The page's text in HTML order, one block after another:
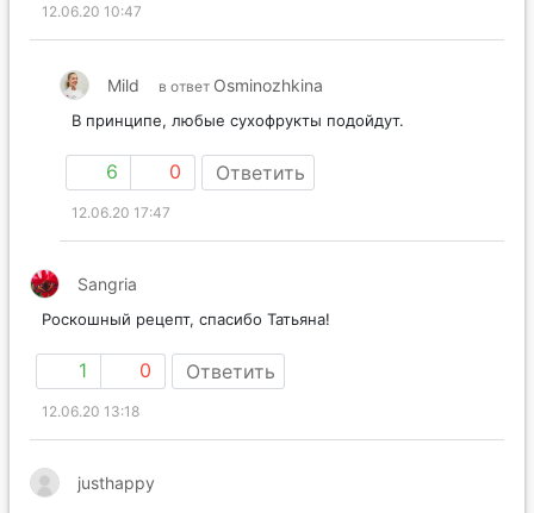
12.06.20 10:47
Mild в ответ Osminozhkina
В принципе, любые сухофрукты подойдут.
6 0 Ответить
12.06.20 17:47
Sangria
Роскошный рецепт, спасибо Татьяна!
1 0 Ответить
12.06.20 13:18
justhappy